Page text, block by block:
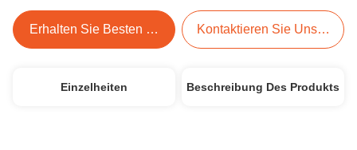
Erhalten Sie Besten Preis Kontaktieren Sie Uns Jetzt
Einzelheiten Beschreibung Des Produkts